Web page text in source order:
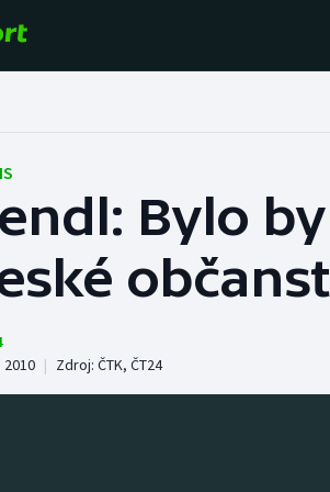
Baseball a softbal
Basketbal
Boby a skeleton
Bylo
2010 | Zdroj: ČTK, ČT24